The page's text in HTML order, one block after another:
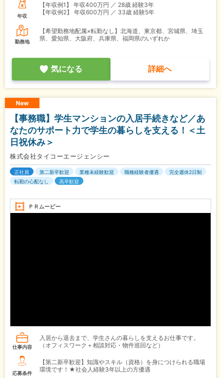
年収
【年収例1】
年収400万円 ／ 28歳 経験3年
【年収例2】
年収600万円 ／ 33歳 経験5年
勤務地
【希望勤務地配属×転勤なし】北海道、東京都、宮城県、埼玉
県、愛知県、大阪府、兵庫県、福岡県のいずれか
気になる 詳細へ
New
【事務職】学生マンションの入居手続きなど／あ
なたのサポート力で学生の暮らしを支える！＜土
日祝休み＞
株式会社タイコーエージェンシー
正社員 第二新卒歓迎 業種未経験歓迎 職種経験者優遇
完全週休2日制
転勤の心配なし
高卒歓迎
ＰＲムービー
仕事内容
入居から退去まで、学生さんの暮らしを支えるお仕事です。
（オフィスワーク＋相談対応・物件巡回など）
応募条件
【第二新卒歓迎】知識やスキル（資格）を身につけられる職場
環境です！★社会人経験3年以上の方優遇